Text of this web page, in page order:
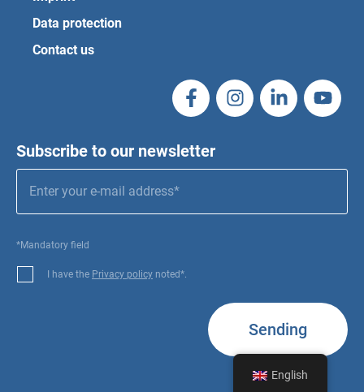
Data protection
Contact us
Subscribe to our newsletter
*Mandatory field
I have the Privacy policy noted*.
Sending
English